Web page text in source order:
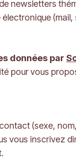
newsletters
données par
pour vous
(sexe,
vous inscrivez